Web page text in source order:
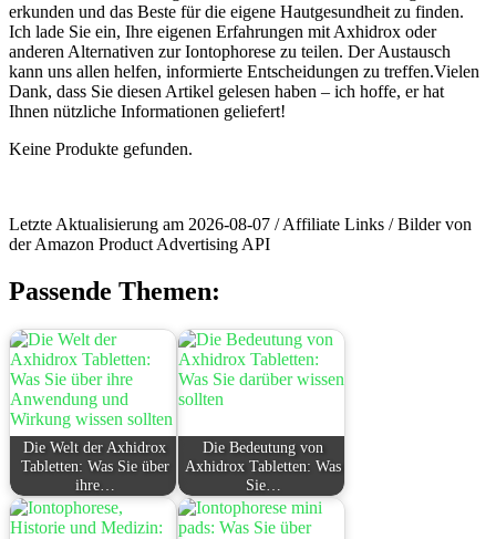
erkunden und das⁤ Beste für die eigene Hautgesundheit​ zu finden.
Ich lade Sie ein, ‌Ihre eigenen ​Erfahrungen mit⁣ Axhidrox oder
anderen Alternativen zur Iontophorese ⁣zu teilen. Der Austausch⁣
kann uns ‌allen helfen, informierte Entscheidungen zu‍ treffen.Vielen
Dank, dass Sie diesen Artikel gelesen haben – ich ⁢hoffe, er hat
Ihnen nützliche Informationen geliefert!
Keine Produkte gefunden.
Letzte Aktualisierung am 2026-08-07 / Affiliate Links / Bilder von
der Amazon Product Advertising API
Passende Themen:
Die Welt der Axhidrox
Tabletten: Was Sie über
ihre…
Die Bedeutung von
Axhidrox Tabletten: Was
Sie…